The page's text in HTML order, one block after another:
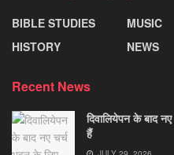
BIBLE STUDIES
HISTORY
MUSIC
NEWS
Recent News
दिवालियेपन के बाद
हैं